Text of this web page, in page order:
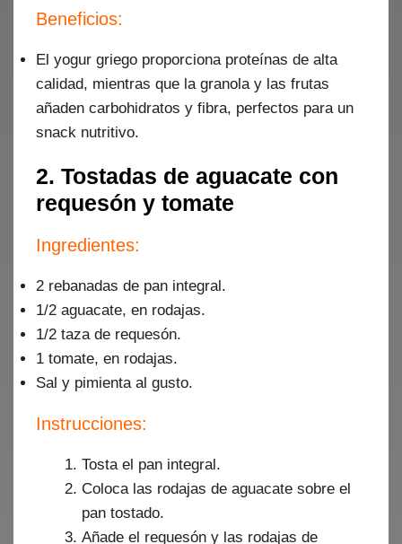
Beneficios:
El yogur griego proporciona proteínas de alta
calidad, mientras que la granola y las frutas
añaden carbohidratos y fibra, perfectos para un
snack nutritivo.
2. Tostadas de aguacate con
requesón y tomate
Ingredientes:
2 rebanadas de pan integral.
1/2 aguacate, en rodajas.
1/2 taza de requesón.
1 tomate, en rodajas.
Sal y pimienta al gusto.
Instrucciones:
Tosta el pan integral.
Coloca las rodajas de aguacate sobre el
pan tostado.
Añade el requesón y las rodajas de